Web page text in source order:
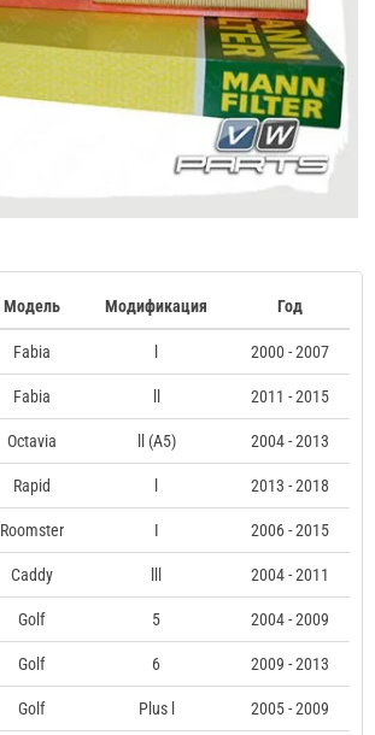
Модель Модификация Год
Fabia 2000 - 2007
Fabia 2011 - 2015
Octavia ll (A5) 2004 - 2013
Rapid 2013 - 2018
Roomster I 2006 - 2015
Caddy 2004 - 2011
Golf 5 2004 - 2009
Golf 6 2009 - 2013
Golf Plus l 2005 - 2009